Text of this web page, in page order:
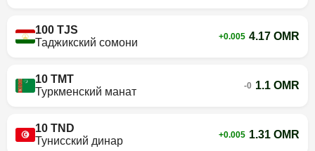
100 TJS
Таджикский сомони
+0.005 4.17 OMR
10 TMT
Туркменский манат
-0 1.1 OMR
10 TND
Тунисский динар
+0.005 1.31 OMR